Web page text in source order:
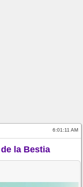
6:01:11 AM
la Bestia